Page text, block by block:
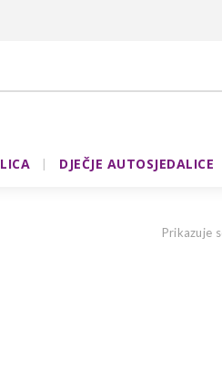
DJEČJE AUTOSJEDALICE
Prikazuje